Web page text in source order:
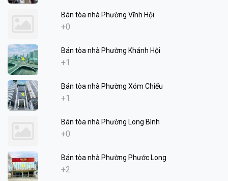
Bán tòa nhà Phường Vĩnh Hội
+0
Bán tòa nhà Phường Khánh Hội
+1
Bán tòa nhà Phường Xóm Chiếu
+1
Bán tòa nhà Phường Long Bình
+0
Bán tòa nhà Phường Phước Long
+2